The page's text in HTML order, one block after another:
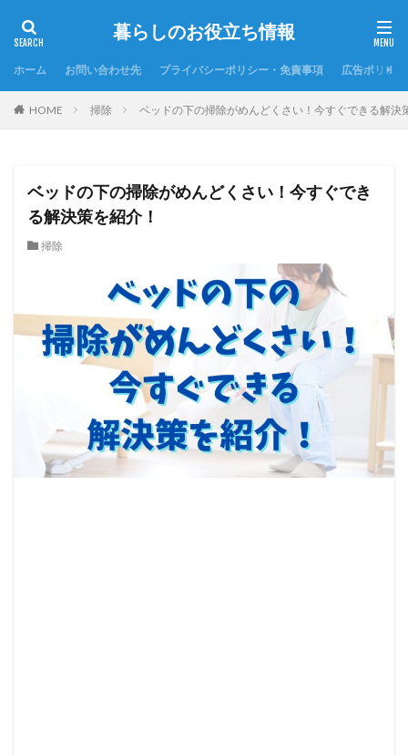
暮らしのお役立ち情報
ホーム お問い合わせ先 プライバシーポリシー・免責事項 広告ポリシー
HOME 掃除 ベッドの下の掃除がめんどくさい！今すぐできる解決
ベッドの下の掃除がめんどくさい！今すぐでき
る解決策を紹介！
掃除